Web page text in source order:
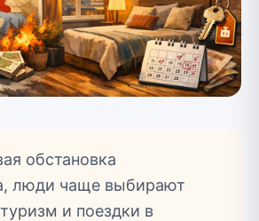
обстановка
люди чаще выбирают
и поездки в